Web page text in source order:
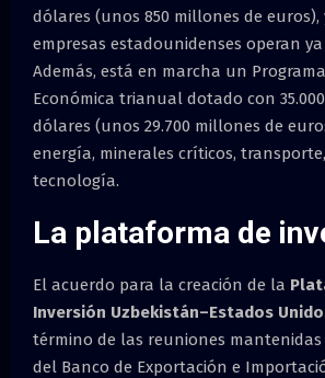
dólares (unos 850 millones de euros),
empresas estadounidenses operan
Además, está en marcha un
Económica trianual dotado con
dólares (unos 29.700 millones de
energía, minerales críticos,
tecnología.
La plataforma de
El acuerdo para la creación de la
Inversión Uzbekistán–Estados
término de las reuniones
del Banco de Exportación e